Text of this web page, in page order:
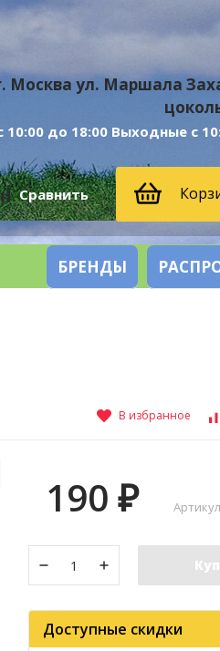
Москва ул. Маршала
10:00 до 18:00 Выходные с
Сравнить
БРЕНДЫ
В избранное
190 ₽
Доступные скидки